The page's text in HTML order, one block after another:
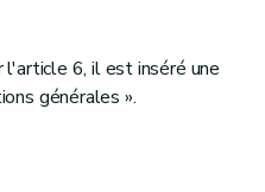
l'article 6, il est inséré une
générales ».